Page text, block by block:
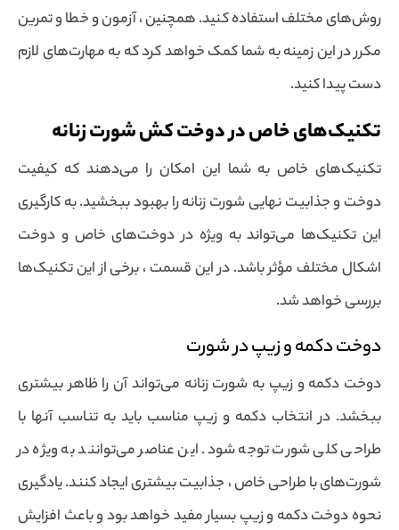
روش‌های مختلف استفاده کنید. همچنین ، آزمون و خطا و تمرین
مکرر در این زمینه به شما کمک خواهد کرد که به مهارت‌های لازم
دست پیدا کنید.
تکنیک‌های خاص در دوخت کش شورت زنانه
تکنیک‌های خاص به شما این امکان را می‌دهند که کیفیت
دوخت و جذابیت نهایی شورت زنانه را بهبود ببخشید. به کارگیری
این تکنیک‌ها می‌تواند به ویژه در دوخت‌های خاص و دوخت
اشکال مختلف مؤثر باشد. در این قسمت ، برخی از این تکنیک‌ها
بررسی خواهد شد.
دوخت دکمه و زیپ در شورت
دوخت دکمه و زیپ به شورت زنانه می‌تواند آن را ظاهر بیشتری
ببخشد. در انتخاب دکمه و زیپ مناسب باید به تناسب آنها با
طراحی کلی شورت توجه شود. این عناصر می‌توانند به ویژه در
شورت‌های با طراحی خاص ، جذابیت بیشتری ایجاد کنند. یادگیری
نحوه دوخت دکمه و زیپ بسیار مفید خواهد بود و باعث افزایش